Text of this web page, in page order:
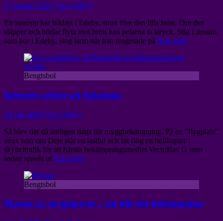
17 januari 2021 Cicci Wik 0
En ispropp har bildats i Edeby, strax före den lilla bron. Om den
släpper och börjar flyta mot bron kan pelarna ta stryck. Stig Larsson,
som bor i Edeby, slog larm när han reagerade på [Läs mer]
Bengtsbol
Intensivt arbete att bekämpa
14 juli 2020 Cicci Wik 0
Så blev det då äntligen dags för myggbekämpning. På en ”flygplats”
strax norr om Deje står en lastbil och hit flög en helikopter i
skytteltrafik för att hämta bekämpningsmedlet VectoBac G som
sedan spreds ut [Läs mer]
Bengtsbol
Massor av mygglarver – nu blir det bekämpning